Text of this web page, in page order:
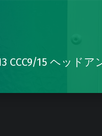
CCC9/15 ヘッド